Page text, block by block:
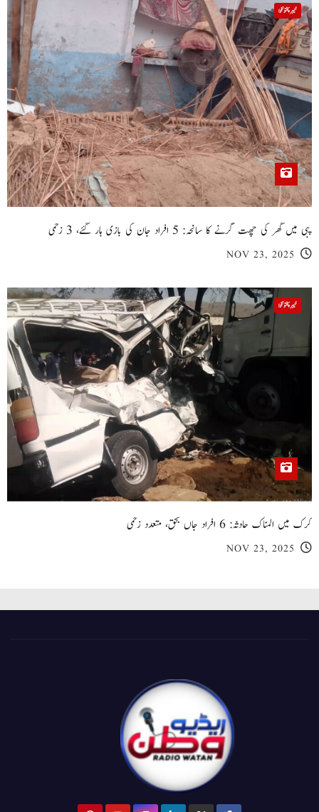
خیبر پختونخوا
پبی میں گھر کی چھت گرنے کا سانحہ: 5 افراد جان کی بازی ہار گئے، 3 زخمی
NOV 23, 2025
خیبر پختونخوا
کرک میں المناک حادثہ: 6 افراد جاں بحق، متعدد زخمی
NOV 23, 2025